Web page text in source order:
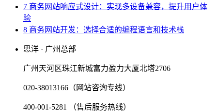
7 商务网站响应式设计：实现多设备兼容，提升用户体
验
8 商务网站开发：选择合适的编程语言和技术栈
思洋 · 广州总部
广州天河区珠江新城富力盈力大厦北塔2706
020-38013166（网站咨询专线）
400-001-5281 （售后服务热线）